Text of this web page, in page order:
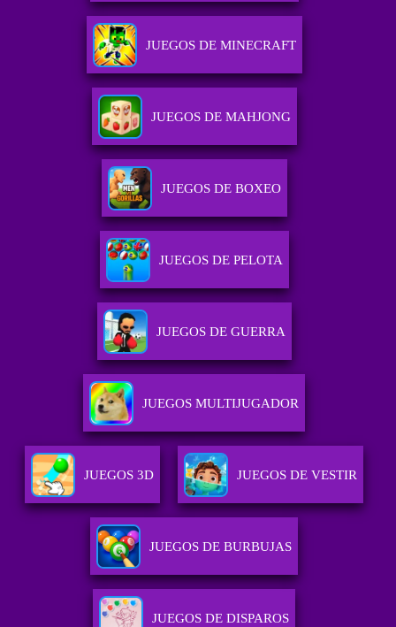
JUEGOS DE MINECRAFT
JUEGOS DE MAHJONG
JUEGOS DE BOXEO
JUEGOS DE PELOTA
JUEGOS DE GUERRA
JUEGOS MULTIJUGADOR
JUEGOS 3D JUEGOS DE VESTIR
JUEGOS DE BURBUJAS
JUEGOS DE DISPAROS